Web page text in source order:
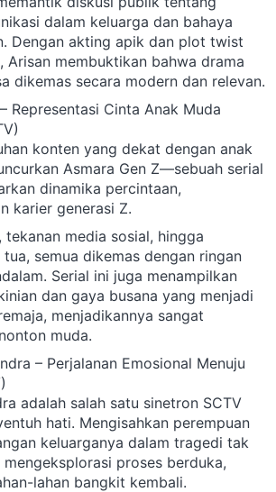
dalam keluarga dan bahaya
Dengan akting apik dan plot twist
Arisan membuktikan bahwa drama
dikemas secara modern dan relevan.
Representasi Cinta Anak Muda
konten yang dekat dengan anak
Asmara Gen Z—sebuah serial
dinamika percintaan,
karier generasi Z.
media sosial, hingga
semua dikemas dengan ringan
Serial ini juga menampilkan
dan gaya busana yang menjadi
menjadikannya sangat
muda.
– Perjalanan Emosional Menuju
adalah salah satu sinetron SCTV
hati. Mengisahkan perempuan
keluarganya dalam tragedi tak
proses berduka,
lahan bangkit kembali.